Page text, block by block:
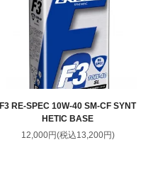
F3 RE-SPEC 10W-40 SM-CF SYNT
HETIC BASE
12,000円(税込13,200円)